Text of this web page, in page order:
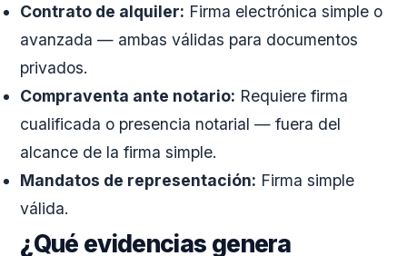
Contrato de alquiler: Firma electrónica simple o
avanzada — ambas válidas para documentos
privados.
Compraventa ante notario: Requiere firma
cualificada o presencia notarial — fuera del
alcance de la firma simple.
Mandatos de representación: Firma simple
válida.
¿Qué evidencias genera